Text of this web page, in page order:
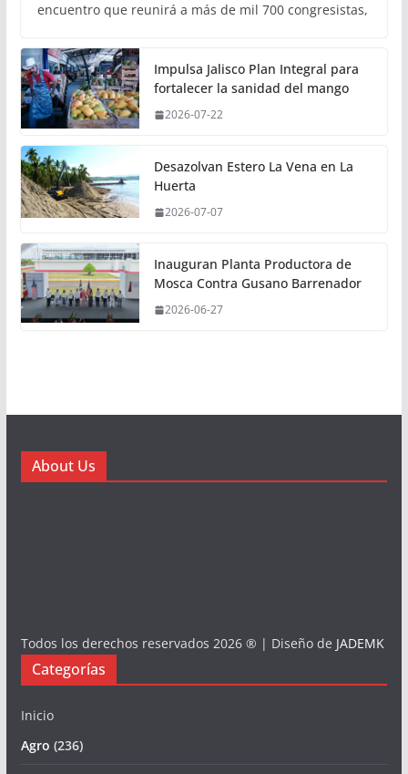
encuentro que reunirá a más de mil 700 congresistas,
Impulsa Jalisco Plan Integral para
fortalecer la sanidad del mango
2026-07-22
Desazolvan Estero La Vena en La
Huerta
2026-07-07
Inauguran Planta Productora de
Mosca Contra Gusano Barrenador
2026-06-27
About Us
Todos los derechos reservados 2026 ® | Diseño de JADEMK
Categorías
Inicio
Agro (236)